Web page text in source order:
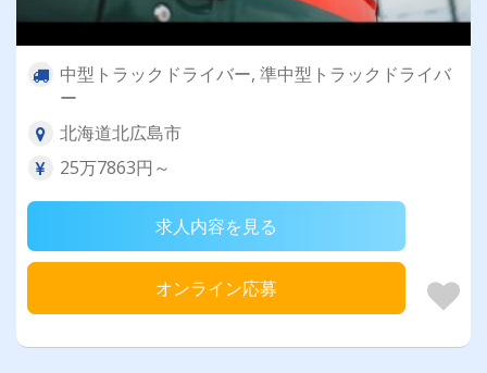
中型トラックドライバー, 準中型トラックドライバ
ー
北海道北広島市
25万7863円～
求人内容を見る
オンライン応募